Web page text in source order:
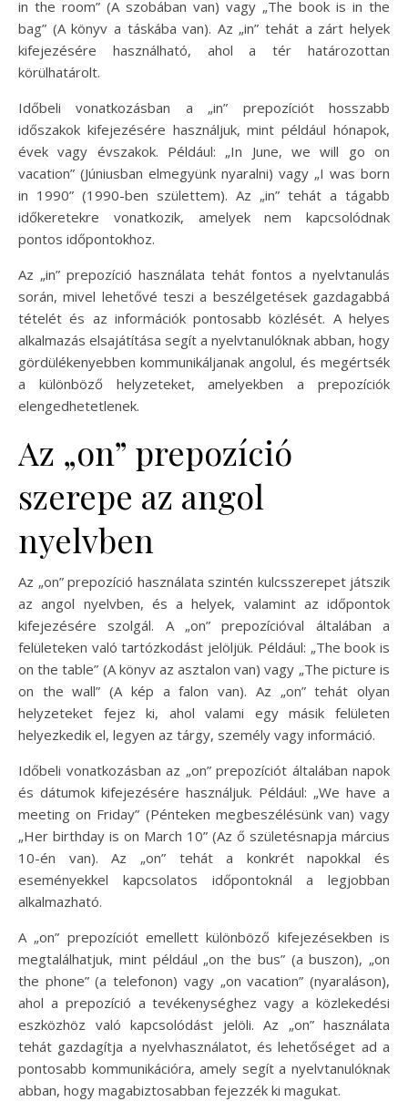
in the room” (A szobában van) vagy „The book is in the
bag” (A könyv a táskába van). Az „in” tehát a zárt helyek
kifejezésére használható, ahol a tér határozottan
körülhatárolt.
Időbeli vonatkozásban a „in” prepozíciót hosszabb
időszakok kifejezésére használjuk, mint például hónapok,
évek vagy évszakok. Például: „In June, we will go on
vacation” (Júniusban elmegyünk nyaralni) vagy „I was born
in 1990” (1990-ben születtem). Az „in” tehát a tágabb
időkeretekre vonatkozik, amelyek nem kapcsolódnak
pontos időpontokhoz.
Az „in” prepozíció használata tehát fontos a nyelvtanulás
során, mivel lehetővé teszi a beszélgetések gazdagabbá
tételét és az információk pontosabb közlését. A helyes
alkalmazás elsajátítása segít a nyelvtanulóknak abban, hogy
gördülékenyebben kommunikáljanak angolul, és megértsék
a különböző helyzeteket, amelyekben a prepozíciók
elengedhetetlenek.
Az „on” prepozíció
szerepe az angol
nyelvben
Az „on” prepozíció használata szintén kulcsszerepet játszik
az angol nyelvben, és a helyek, valamint az időpontok
kifejezésére szolgál. A „on” prepozícióval általában a
felületeken való tartózkodást jelöljük. Például: „The book is
on the table” (A könyv az asztalon van) vagy „The picture is
on the wall” (A kép a falon van). Az „on” tehát olyan
helyzeteket fejez ki, ahol valami egy másik felületen
helyezkedik el, legyen az tárgy, személy vagy információ.
Időbeli vonatkozásban az „on” prepozíciót általában napok
és dátumok kifejezésére használjuk. Például: „We have a
meeting on Friday” (Pénteken megbeszélésünk van) vagy
„Her birthday is on March 10” (Az ő születésnapja március
10-én van). Az „on” tehát a konkrét napokkal és
eseményekkel kapcsolatos időpontoknál a legjobban
alkalmazható.
A „on” prepozíciót emellett különböző kifejezésekben is
megtalálhatjuk, mint például „on the bus” (a buszon), „on
the phone” (a telefonon) vagy „on vacation” (nyaraláson),
ahol a prepozíció a tevékenységhez vagy a közlekedési
eszközhöz való kapcsolódást jelöli. Az „on” használata
tehát gazdagítja a nyelvhasználatot, és lehetőséget ad a
pontosabb kommunikációra, amely segít a nyelvtanulóknak
abban, hogy magabiztosabban fejezzék ki magukat.